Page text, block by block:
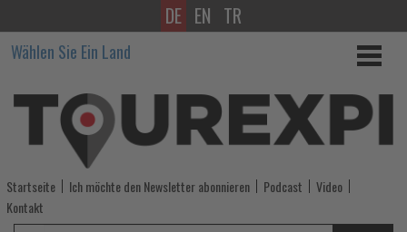
Familienfreundliche
Erlebnisse
in
Panama
City
Beach
DE EN TR
Wählen Sie Ein Land
Startseite Ich möchte den Newsletter abonnieren Podcast
Video
Kontakt